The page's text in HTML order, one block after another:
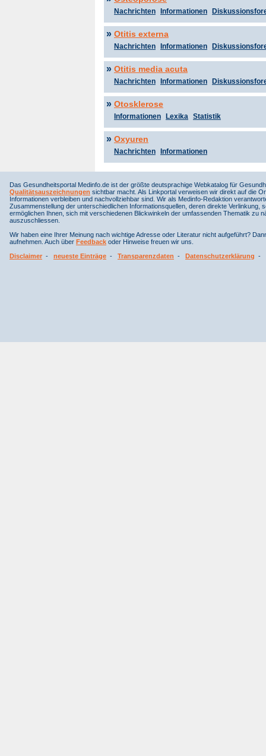
Nachrichten Informationen
» Otitis externa
Nachrichten Informationen
» Otitis media acuta
Nachrichten Informationen
» Otosklerose
Informationen Lexika Statistik
» Oxyuren
Nachrichten Informationen
Das Gesundheitsportal Medinfo.de ist der größte deutsprachige Webkatalog für
Qualitätsauszeichnungen sichtbar macht. Als Linkportal verweisen wir direkt auf die
Informationen verbleiben und nachvollziehbar sind. Wir als Medinfo-Redaktion
Zusammenstellung der unterschiedlichen Informationsquellen, deren direkte
ermöglichen Ihnen, sich mit verschiedenen Blickwinkeln der umfassenden Thematik
auszuschliessen.
Wir haben eine Ihrer Meinung nach wichtige Adresse oder Literatur nicht aufgeführt?
aufnehmen. Auch über Feedback oder Hinweise freuen wir uns.
Disclaimer - neueste Einträge - Transparenzdaten - Datenschutzerklärung -